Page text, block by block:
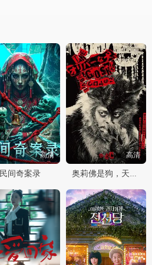
高清
民间奇案录
高清
奥莉佛是狗，天哪！！这家伙电影版